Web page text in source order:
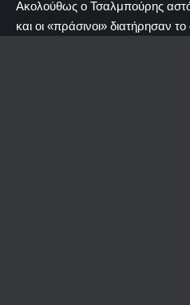
Ακολούθως ο Τσαλμπούρης
και οι «πράσινοι» διατήρησαν